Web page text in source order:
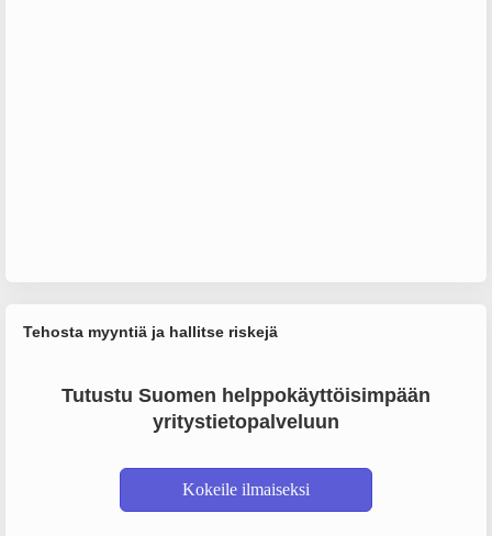
Tehosta myyntiä ja hallitse riskejä
Tutustu Suomen helppokäyttöisimpään
yritystietopalveluun
Kokeile ilmaiseksi